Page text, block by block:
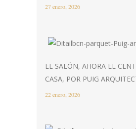
27 enero, 2026
EL SALÓN, AHORA EL
CASA, POR PUIG
22 enero, 2026